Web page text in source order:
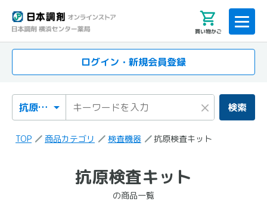
買い物かご
ログイン・新規会員登録
検索カテゴリ
検索キーワード × 検索
TOP 商品カテゴリ 検査機器 抗原検査キット
「抗原検査キット」
の商品一覧抗原検査キット
の商品一覧